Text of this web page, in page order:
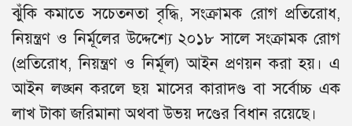
ঝুঁকি কমাতে সচেতনতা বৃদ্ধি, সংক্রামক রোগ প্রতিরোধ,
নিয়ন্ত্রণ ও নির্মূলের উদ্দেশ্যে ২০১৮ সালে সংক্রামক রোগ
(প্রতিরোধ, নিয়ন্ত্রণ ও নির্মূল) আইন প্রণয়ন করা হয়। এ
আইন লঙ্ঘন করলে ছয় মাসের কারাদণ্ড বা সর্বোচ্চ এক
লাখ টাকা জরিমানা অথবা উভয় দণ্ডের বিধান রয়েছে।